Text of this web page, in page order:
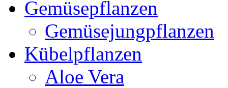
Gemüsepflanzen
Gemüsejungpflanzen
Kübelpflanzen
Aloe Vera